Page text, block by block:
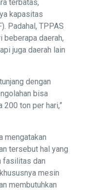
terbatas,
kapasitas
Padahal, TPPAS
beberapa daerah,
juga daerah lain
dengan
bisa
200 ton per hari,”
mengatakan
tersebut hal yang
fasilitas dan
mesin
membutuhkan